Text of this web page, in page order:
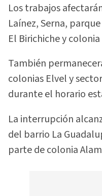
Los trabajos
Laínez, Serna,
El Birichiche y
También
colonias Elvel y
durante el horario
La interrupción
del barrio La
parte de colonia